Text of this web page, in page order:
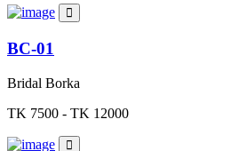
BC-01
Bridal Borka
TK 7500 - TK 12000